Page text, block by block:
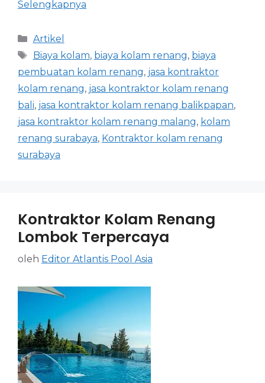
Selengkapnya
Artikel
Biaya kolam, biaya kolam renang, biaya
pembuatan kolam renang, jasa kontraktor
kolam renang, jasa kontraktor kolam renang
bali, jasa kontraktor kolam renang balikpapan,
jasa kontraktor kolam renang malang, kolam
renang surabaya, Kontraktor kolam renang
surabaya
Kontraktor Kolam Renang
Lombok Terpercaya
oleh Editor Atlantis Pool Asia